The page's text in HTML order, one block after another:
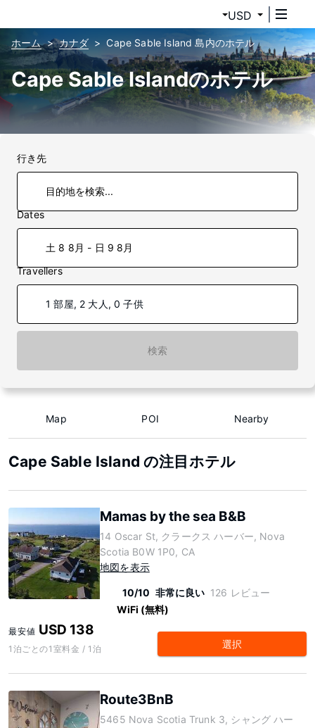
USD
ホーム カナダ Cape Sable Island 島内のホテル
Cape Sable Islandのホテル
行き先
Dates
土 8 8月 - 日 9 8月
Travellers
1 部屋, 2 大人, 0 子供
検索
Map POI Nearby
Cape Sable Island の注目ホテル
Mamas by the sea B&B
14 Oscar St, クラークス ハーバー, Nova
Scotia B0W 1P0, CA
地図を表示
10/10 非常に良い 126 レビュー
WiFi (無料)
最安値 USD 138
1泊ごとの1室料金 / 1泊 選択
Route3BnB
5465 Nova Scotia Trunk 3, シャング ハー